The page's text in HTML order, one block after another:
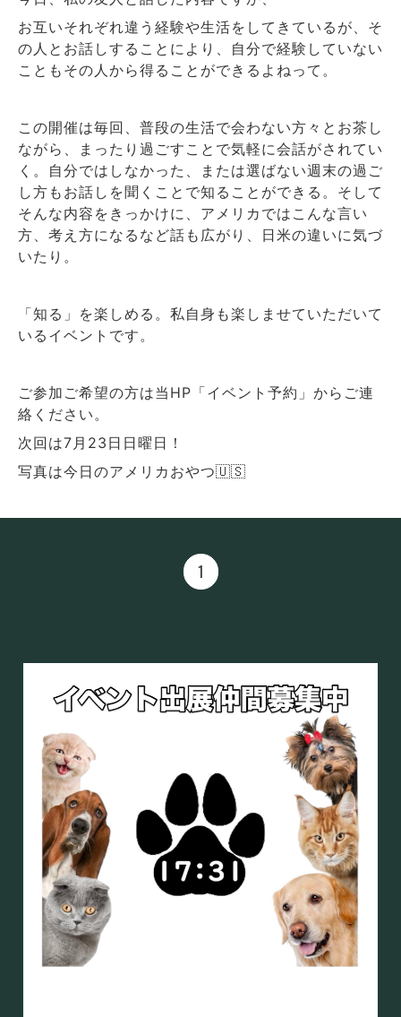
お互いそれぞれ違う経験や生活をしてきているが、そ
の人とお話しすることにより、自分で経験していない
こともその人から得ることができるよねって。
この開催は毎回、普段の生活で会わない方々とお茶し
ながら、まったり過ごすことで気軽に会話がされてい
く。自分ではしなかった、または選ばない週末の過ご
し方もお話しを聞くことで知ることができる。そして
そんな内容をきっかけに、アメリカではこんな言い
方、考え方になるなど話も広がり、日米の違いに気づ
いたり。
「知る」を楽しめる。私自身も楽しませていただいて
いるイベントです。
ご参加ご希望の方は当HP「イベント予約」からご連
絡ください。
次回は7月23日日曜日！
写真は今日のアメリカおやつ🇺🇸
1